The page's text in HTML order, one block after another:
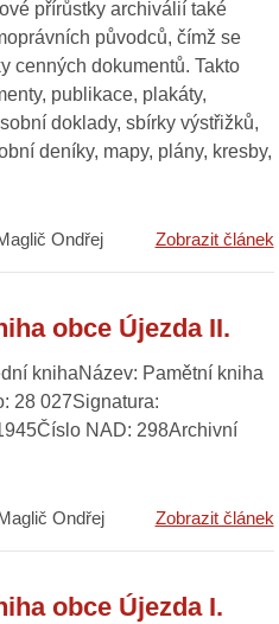
přírůstky archiválií také
původců, čímž se
cenných dokumentů. Takto
publikace, plakáty,
doklady, sbírky výstřižků,
deníky, mapy, plány, kresby,
Ondřej Zobrazit článek
obce Újezda II.
knihaNázev: Pamětní kniha
28 027Signatura:
NAD: 298Archivní
Ondřej Zobrazit článek
obce Újezda I.